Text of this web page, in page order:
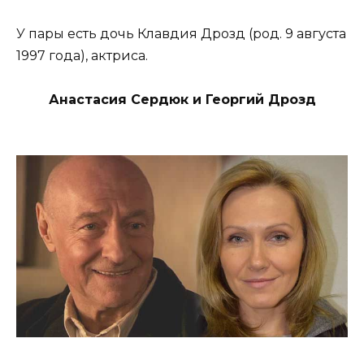
У пары есть дочь Клавдия Дрозд (род. 9 августа
1997 года), актриса.
Анастасия Сердюк и Георгий Дрозд